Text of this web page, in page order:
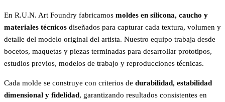
En R.U.N. Art Foundry fabricamos moldes en silicona, caucho y
materiales técnicos diseñados para capturar cada textura, volumen y
detalle del modelo original del artista. Nuestro equipo trabaja desde
bocetos, maquetas y piezas terminadas para desarrollar prototipos,
estudios previos, modelos de trabajo y reproducciones técnicas.
Cada molde se construye con criterios de durabilidad, estabilidad
dimensional y fidelidad, garantizando resultados consistentes en